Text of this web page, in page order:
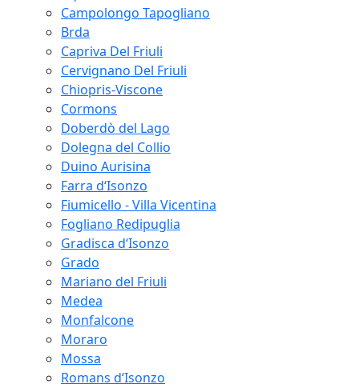
Campolongo Tapogliano
Brda
Capriva Del Friuli
Cervignano Del Friuli
Chiopris-Viscone
Cormons
Doberdò del Lago
Dolegna del Collio
Duino Aurisina
Farra d‘Isonzo
Fiumicello - Villa Vicentina
Fogliano Redipuglia
Gradisca d‘Isonzo
Grado
Mariano del Friuli
Medea
Monfalcone
Moraro
Mossa
Romans d‘Isonzo